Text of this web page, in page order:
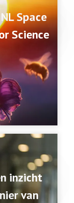
Space
Science
inzicht
van